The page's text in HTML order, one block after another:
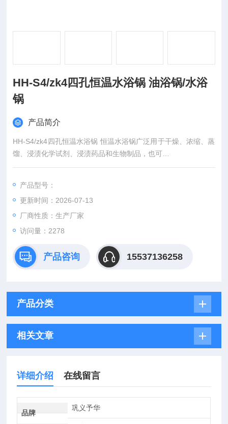
HH-S4/zk4四孔恒温水浴锅 油浴锅/水浴
锅
产品简介
HH-S4/zk4四孔恒温水浴锅 恒温水浴锅广泛用于干燥、浓缩、蒸
馏、浸渍化学试剂、浸渍药品和生物制品，也可
以用于水浴恒温加热和其它温度试验，是生物、遗传病毒、水
其主要特点：1）工作室水箱选材不锈钢一次成型工艺，有*的抗
腐蚀性能。2）温控精确，数字显示，自动控温。3）操作简单，
使用安全。
产品型号：
更新时间：2026-07-13
厂商性质：生产厂家
访问量：2278
产品咨询 15537136258
产品分类
相关文章
详细介绍 在线留言
品牌
巩义予华